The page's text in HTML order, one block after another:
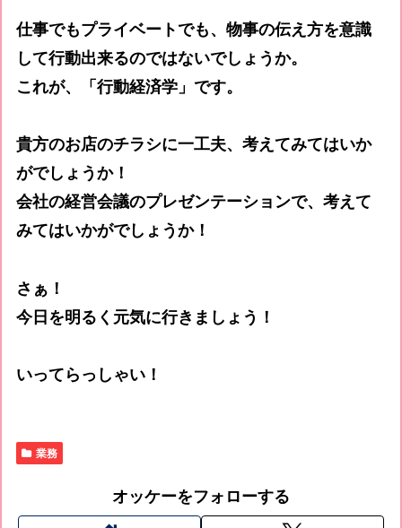
仕事でもプライベートでも、物事の伝え方を意識
して行動出来るのではないでしょうか。
これが、「行動経済学」です。
貴方のお店のチラシに一工夫、考えてみてはいか
がでしょうか！
会社の経営会議のプレゼンテーションで、考えて
みてはいかがでしょうか！
さぁ！
今日を明るく元気に行きましょう！
いってらっしゃい！
業務
オッケーをフォローする